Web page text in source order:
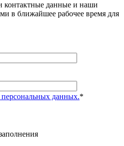
контактные данные и наши
в ближайшее рабочее время для
персональных данных.*